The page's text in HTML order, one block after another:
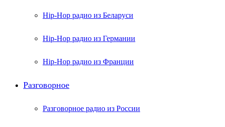
Hip-Hop радио из Беларуси
Hip-Hop радио из Германии
Hip-Hop радио из Франции
Разговорное
Разговорное радио из России